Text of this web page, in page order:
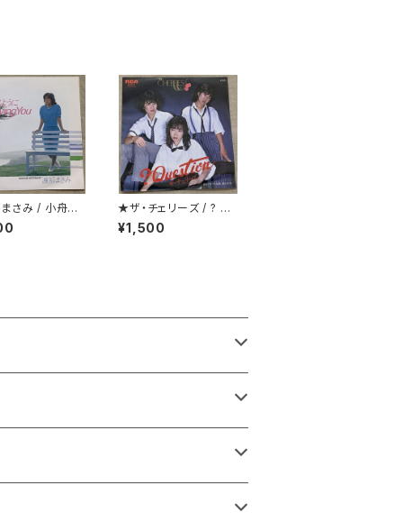
さみ / 小舟の
Loving You
★ザ・チェリーズ / ? Qu
estion
¥1,500